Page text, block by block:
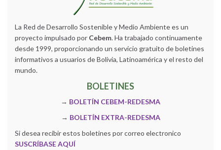
La Red de Desarrollo Sostenible y Medio Ambiente es un
proyecto impulsado por Cebem. Ha trabajado continuamente
desde 1999, proporcionando un servicio gratuito de boletines
informativos a usuarios de Bolivia, Latinoamérica y el resto del
mundo.
BOLETINES
→ BOLETÍN CEBEM-REDESMA
→ BOLETÍN EXTRA-REDESMA
Si desea recibir estos boletines por correo electronico
SUSCRÍBASE AQUÍ